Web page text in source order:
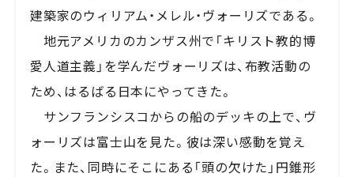
建築家のウィリアム・メレル・ヴォーリズである。
地元アメリカのカンザス州で「キリスト教的博
愛人道主義」を学んだヴォーリズは、布教活動の
ため、はるばる日本にやってきた。
サンフランシスコからの船のデッキの上で、ヴ
ォーリズは富士山を見た。彼は深い感動を覚え
た。また、同時にそこにある「頭の欠けた」円錐形